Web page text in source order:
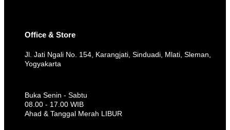
Office & Store
Jl. Jati Ngali No. 154, Karangjati, Sinduadi, Mlati, Sleman,
Yogyakarta
Buka Senin - Sabtu
08.00 - 17.00 WIB
Ahad & Tanggal Merah LIBUR